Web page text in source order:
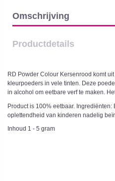
Omschrijving
Productdetails
RD Powder Colour Kersenrood komt
kleurpoeders in vele tinten. Deze
in alcohol om eetbare verf te maken.
Product is 100% eetbaar.
oplettendheid van kinderen nadelig
Inhoud 1 - 5 gram